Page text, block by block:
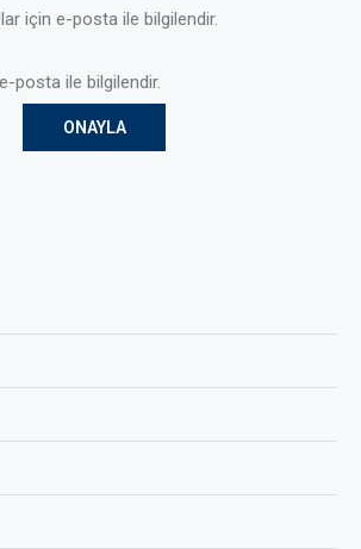
için e-posta ile bilgilendir.
posta ile bilgilendir.